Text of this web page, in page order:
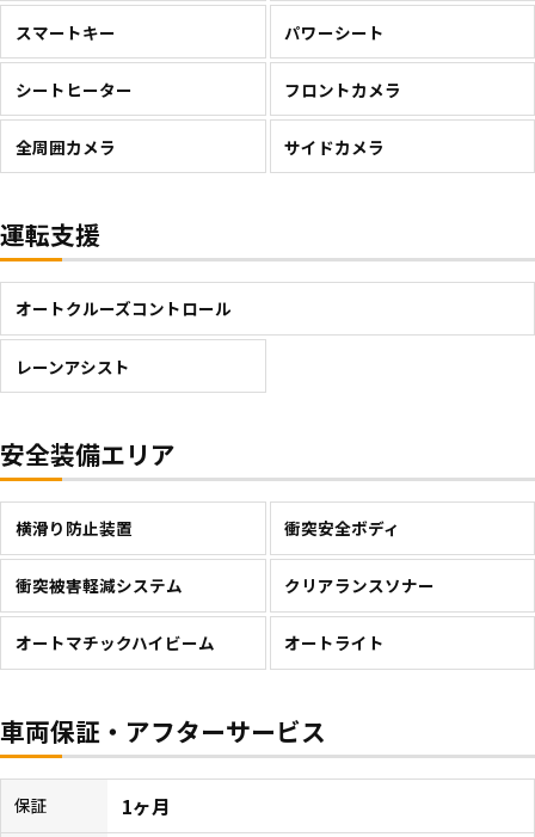
スマートキー パワーシート
シートヒーター フロントカメラ
全周囲カメラ サイドカメラ
運転支援
オートクルーズコントロール
レーンアシスト
安全装備エリア
横滑り防止装置 衝突安全ボディ
衝突被害軽減システム クリアランスソナー
オートマチックハイビーム オートライト
車両保証・アフターサービス
保証 1ヶ月